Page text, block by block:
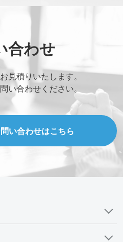
合わせ
見積りいたします。
い合わせください。
い合わせはこちら